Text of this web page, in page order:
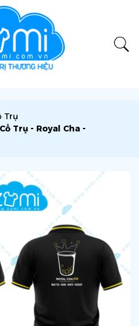
Trụ
Trụ - Royal Cha -